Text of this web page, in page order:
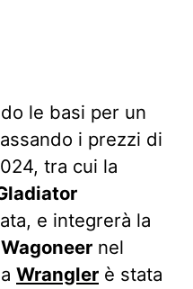
le basi per un
i prezzi di
tra cui la
e integrerà la
nel
Wrangler è stata